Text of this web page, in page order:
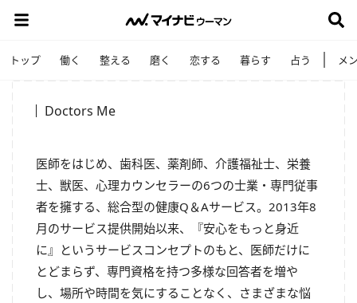
トップ 働く 整える 磨く 恋する 暮らす 占う メ
Doctors Me
医師をはじめ、歯科医、薬剤師、介護福祉士、栄養
士、獣医、心理カウンセラーの6つの士業・専門従事
者を擁する、総合型の健康Q＆Aサービス。2013年8
月のサービス提供開始以来、『安心をもっと身近
に』というサービスコンセプトのもと、医師だけに
とどまらず、専門資格を持つ多様な回答者を増や
し、場所や時間を気にすることなく、さまざまな悩